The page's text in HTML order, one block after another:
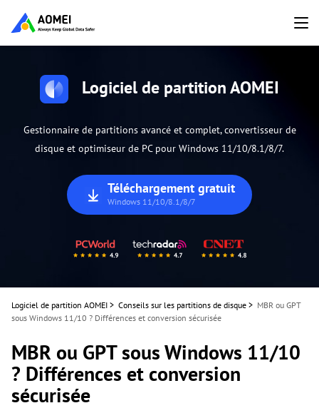
Logiciel de partition AOMEI
Gestionnaire de partitions avancé et complet, convertisseur de
disque et optimiseur de PC pour Windows 11/10/8.1/8/7.
Téléchargement gratuit
Windows 11/10/8.1/8/7
Logiciel de partition AOMEI > Conseils sur les partitions de disque > MBR ou GPT
sous Windows 11/10 ? Différences et conversion sécurisée
MBR ou GPT sous Windows 11/10
? Différences et conversion
sécurisée